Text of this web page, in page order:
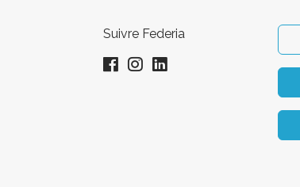
Suivre Federia